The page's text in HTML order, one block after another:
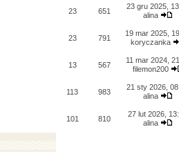
23 651
23 gru 2025,
alina
23 791
19 mar 2025,
koryczanka
13 567
11 mar 2024,
filemon200
113 983
21 sty 2026,
alina
101 810
27 lut 2026,
alina